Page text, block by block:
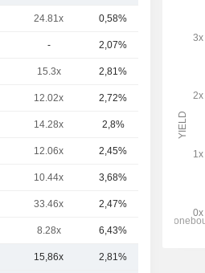
24.81x 0,58%
- 2,07%
15.3x 2,81%
12.02x 2,72% 363 Md
14.28x 2,8% 296 Md
12.06x 2,45% 222 Md
10.44x 3,68%
33.46x 2,47%
8.28x 6,43%
15,86x 2,81%